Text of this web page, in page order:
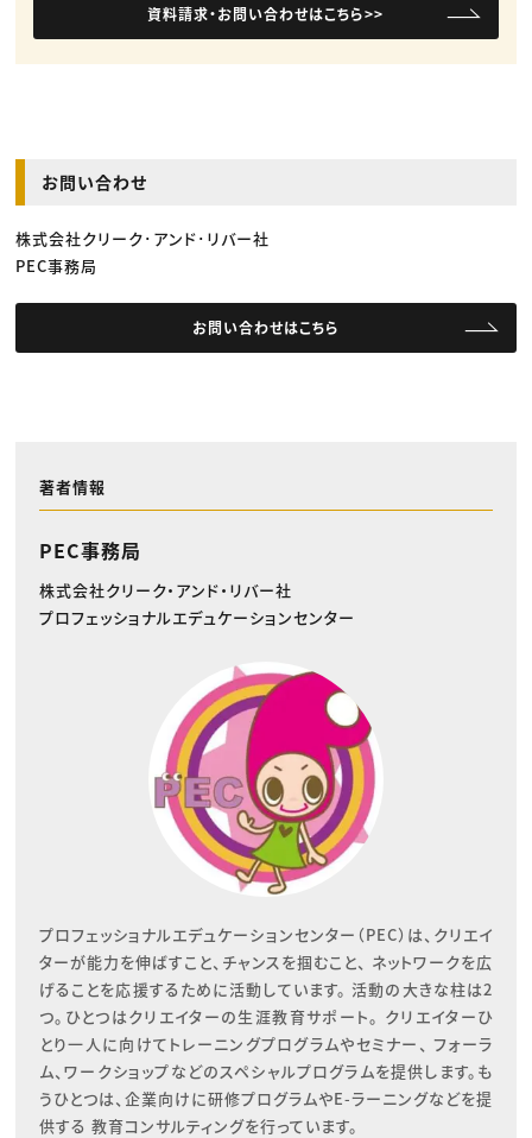
資料請求・お問い合わせはこちら>>
お問い合わせ
株式会社クリーク･アンド･リバー社
PEC事務局
お問い合わせはこちら
著者情報
PEC事務局
株式会社クリーク・アンド・リバー社
プロフェッショナルエデュケーションセンター
プロフェッショナルエデュケーションセンター（PEC）は、クリエイ
ターが能力を伸ばすこと、チャンスを掴むこと、 ネットワークを広
げることを応援するために活動しています。 活動の大きな柱は2
つ。ひとつはクリエイターの生涯教育サポート。 クリエイターひ
とり一人に向けてトレーニングプログラムやセミナー、 フォーラ
ム、ワークショップなどのスペシャルプログラムを提供します。も
うひとつは、企業向けに研修プログラムやE-ラーニングなどを提
供する 教育コンサルティングを行っています。